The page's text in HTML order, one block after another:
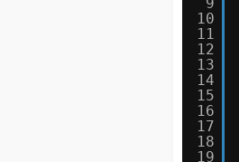
10
11
12
13
14
15
16
17
18
19